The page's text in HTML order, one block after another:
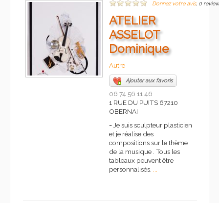
Donnez votre avis, 0
ATELIER
ASSELOT
Dominique
Autre
Ajouter aux favoris
06 74 56 11 46
1 RUE DU PUITS 67210
OBERNAI
-Je suis sculpteur plasticien
et je réalise des
compositions sur le thème
de la musique . Tous les
tableaux peuvent être
personnalisés. ...